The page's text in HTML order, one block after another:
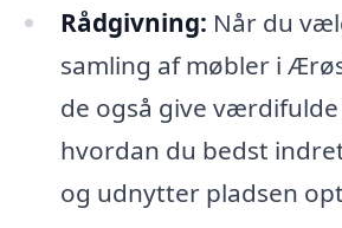
Rådgivning: Når du
samling af møbler i
de også give
hvordan du bedst
og udnytter pladsen